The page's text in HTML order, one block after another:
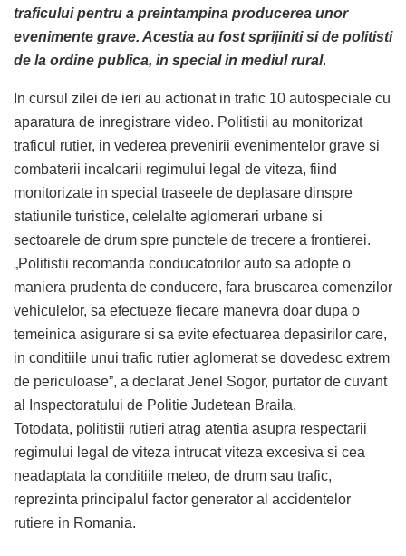
traficului pentru a preintampina producerea unor
evenimente grave. Acestia au fost sprijiniti si de politisti
de la ordine publica, in special in mediul rural.
In cursul zilei de ieri au actionat in trafic 10 autospeciale cu
aparatura de inregistrare video. Politistii au monitorizat
traficul rutier, in vederea prevenirii evenimentelor grave si
combaterii incalcarii regimului legal de viteza, fiind
monitorizate in special traseele de deplasare dinspre
statiunile turistice, celelalte aglomerari urbane si
sectoarele de drum spre punctele de trecere a frontierei.
„Politistii recomanda conducatorilor auto sa adopte o
maniera prudenta de conducere, fara bruscarea comenzilor
vehiculelor, sa efectueze fiecare manevra doar dupa o
temeinica asigurare si sa evite efectuarea depasirilor care,
in conditiile unui trafic rutier aglomerat se dovedesc extrem
de periculoase”, a declarat Jenel Sogor, purtator de cuvant
al Inspectoratului de Politie Judetean Braila.
Totodata, politistii rutieri atrag atentia asupra respectarii
regimului legal de viteza intrucat viteza excesiva si cea
neadaptata la conditiile meteo, de drum sau trafic,
reprezinta principalul factor generator al accidentelor
rutiere in Romania.